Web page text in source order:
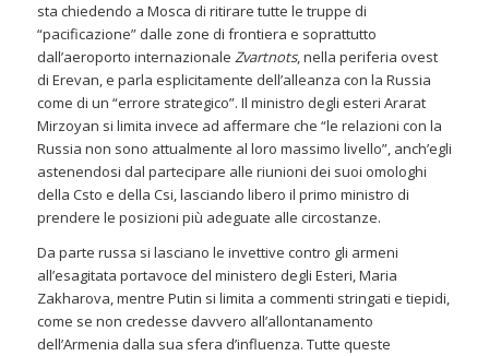
sta chiedendo a Mosca di ritirare tutte le truppe di
“pacificazione” dalle zone di frontiera e soprattutto
dall’aeroporto internazionale Zvartnots, nella periferia ovest
di Erevan, e parla esplicitamente dell’alleanza con la Russia
come di un “errore strategico”. Il ministro degli esteri Ararat
Mirzoyan si limita invece ad affermare che “le relazioni con la
Russia non sono attualmente al loro massimo livello”, anch’egli
astenendosi dal partecipare alle riunioni dei suoi omologhi
della Csto e della Csi, lasciando libero il primo ministro di
prendere le posizioni più adeguate alle circostanze.
Da parte russa si lasciano le invettive contro gli armeni
all’esagitata portavoce del ministero degli Esteri, Maria
Zakharova, mentre Putin si limita a commenti stringati e tiepidi,
come se non credesse davvero all’allontanamento
dell’Armenia dalla sua sfera d’influenza. Tutte queste